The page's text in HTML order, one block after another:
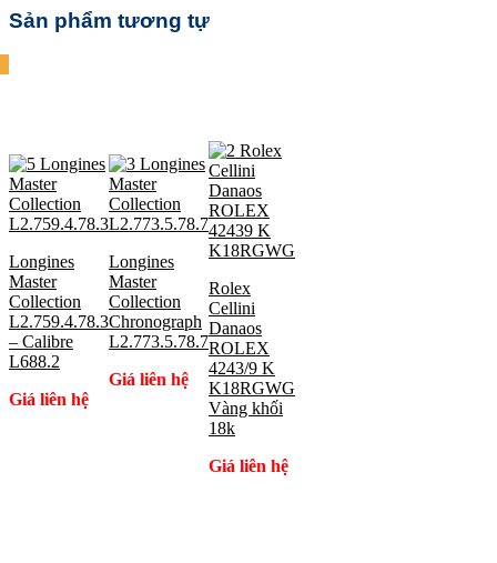
Sản phẩm tương tự
Longines
Master
Collection
L2.759.4.78.3
– Calibre
L688.2
Giá liên hệ
Longines
Master
Collection
Chronograph
L2.773.5.78.7
Giá liên hệ
Rolex
Cellini
Danaos
ROLEX
4243/9 K
K18RGWG
Vàng khối
18k
Giá liên hệ